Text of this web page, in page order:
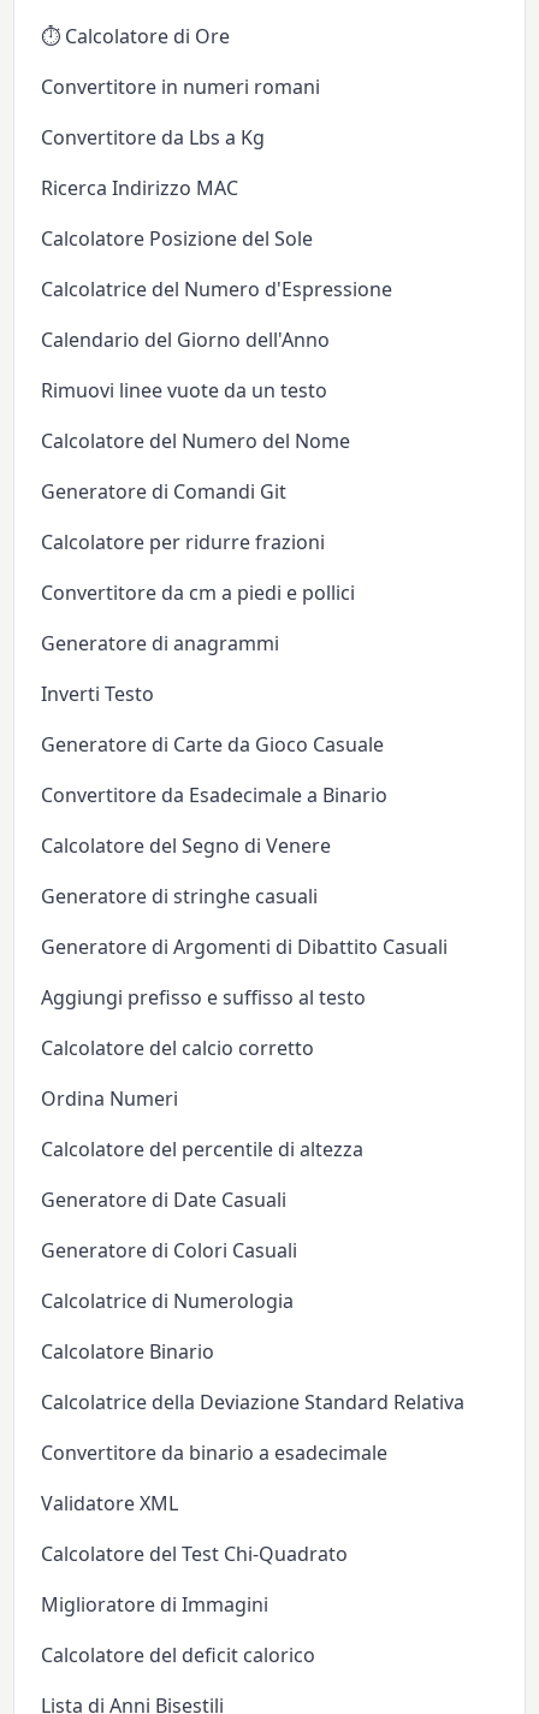
⏱️ Calcolatore di Ore
Convertitore in numeri romani
Convertitore da Lbs a Kg
Ricerca Indirizzo MAC
Calcolatore Posizione del Sole
Calcolatrice del Numero d'Espressione
Calendario del Giorno dell'Anno
Rimuovi linee vuote da un testo
Calcolatore del Numero del Nome
Generatore di Comandi Git
Calcolatore per ridurre frazioni
Convertitore da cm a piedi e pollici
Generatore di anagrammi
Inverti Testo
Generatore di Carte da Gioco Casuale
Convertitore da Esadecimale a Binario
Calcolatore del Segno di Venere
Generatore di stringhe casuali
Generatore di Argomenti di Dibattito Casuali
Aggiungi prefisso e suffisso al testo
Calcolatore del calcio corretto
Ordina Numeri
Calcolatore del percentile di altezza
Generatore di Date Casuali
Generatore di Colori Casuali
Calcolatrice di Numerologia
Calcolatore Binario
Calcolatrice della Deviazione Standard Relativa
Convertitore da binario a esadecimale
Validatore XML
Calcolatore del Test Chi-Quadrato
Miglioratore di Immagini
Calcolatore del deficit calorico
Lista di Anni Bisestili